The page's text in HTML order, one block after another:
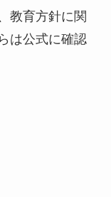
教育方針に関
は公式に確認